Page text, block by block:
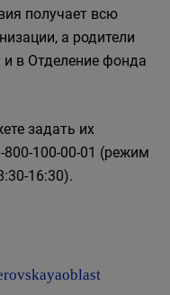
получает всю
а родители
в Отделение фонда
задать их
800-100-00-01 (режим
16:30).